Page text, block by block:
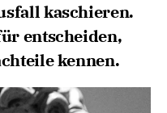
kaschieren.
entscheiden,
kennen.